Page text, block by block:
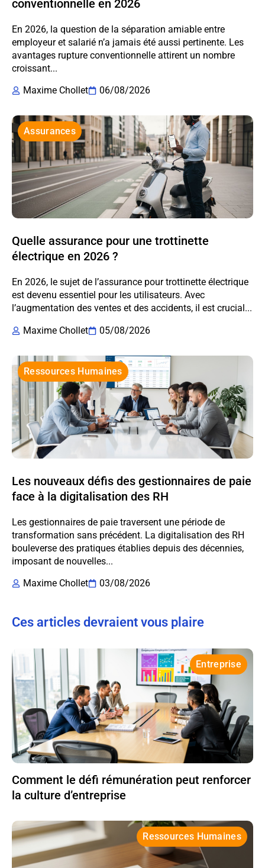
conventionnelle en 2026
En 2026, la question de la séparation amiable entre
employeur et salarié n’a jamais été aussi pertinente. Les
avantages rupture conventionnelle attirent un nombre
croissant...
Maxime Chollet
06/08/2026
Assurances
Quelle assurance pour une trottinette
électrique en 2026 ?
En 2026, le sujet de l’assurance pour trottinette électrique
est devenu essentiel pour les utilisateurs. Avec
l’augmentation des ventes et des accidents, il est crucial...
Maxime Chollet
05/08/2026
Ressources Humaines
Les nouveaux défis des gestionnaires de paie
face à la digitalisation des RH
Les gestionnaires de paie traversent une période de
transformation sans précédent. La digitalisation des RH
bouleverse des pratiques établies depuis des décennies,
imposant de nouvelles...
Maxime Chollet
03/08/2026
Ces articles devraient vous plaire
Entreprise
Comment le défi rémunération peut renforcer
la culture d’entreprise
Ressources Humaines